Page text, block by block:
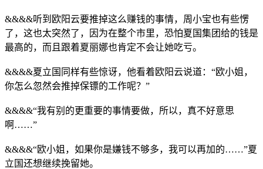
&&&&听到欧阳云要推掉这么赚钱的事情，周小宝也有些愣
了，这也太突然了，因为在整个市里，恐怕夏国集团给的钱是
最高的，而且跟着夏丽娜也肯定不会让她吃亏。
&&&&夏立国同样有些惊讶，他看着欧阳云说道：“欧小姐，
你怎么忽然会推掉保镖的工作呢？”
&&&&“我有别的更重要的事情要做，所以，真不好意思
啊……”
&&&&“欧小姐，如果你是嫌钱不够多，我可以再加的……”夏
立国还想继续挽留她。